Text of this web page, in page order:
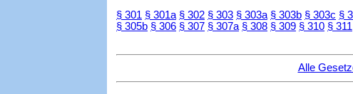
§ 301 § 301a § 302 § 303 § 303a § 303b § 303c §
§ 305b § 306 § 307 § 307a § 308 § 309 § 310 § 311
Alle